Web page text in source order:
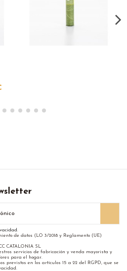
.
de datos (LO 3/2018 y Reglamento (UE)
CATALONIA SL
servicios de fabricación y venda mayorista y
para el hogar.
previstos en los artículos 15 a 22 del RGPD, que se